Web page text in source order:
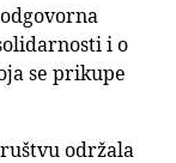
i o
se prikupe
održala